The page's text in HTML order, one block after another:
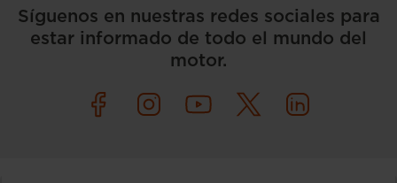
Síguenos en nuestras redes sociales para
estar informado de todo el mundo del
motor.